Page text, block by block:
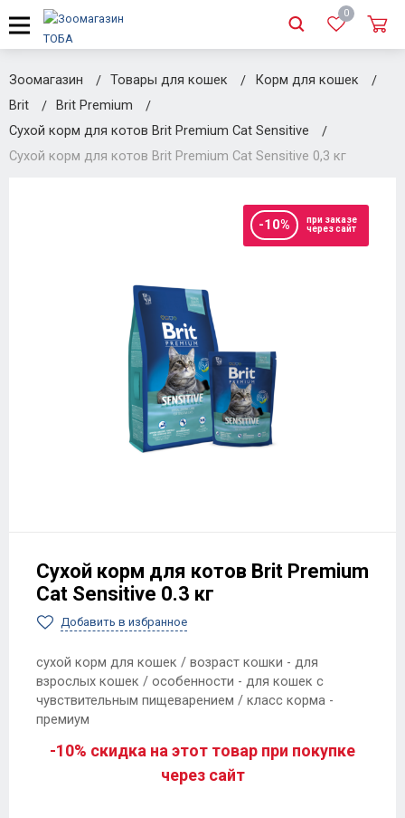
0
Зоомагазин Товары для кошек
Корм для кошек
Brit
Brit Premium
Сухой корм для котов Brit Premium Cat Sensitive
Сухой корм для котов Brit Premium Cat Sensitive 0,3 кг
-10%
при заказе
через сайт
Сухой корм для котов Brit Premium
Cat Sensitive 0.3 кг
Добавить в избранное
сухой корм для кошек / возраст кошки - для
взрослых кошек / особенности - для кошек с
чувствительным пищеварением / класс корма -
премиум
-10% скидка на этот товар при покупке
через сайт